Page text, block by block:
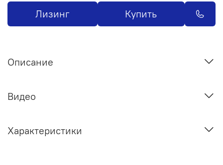
Лизинг Купить
Описание
Видео
Характеристики